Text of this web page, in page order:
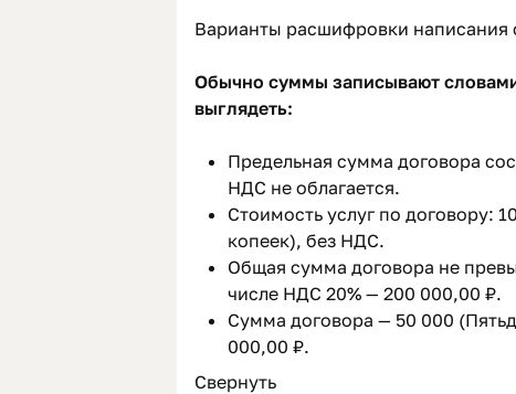
Варианты расшифровки написания
Обычно суммы записывают
выглядеть:
Предельная сумма договора
НДС не облагается.
Стоимость услуг по договору:
копеек), без НДС.
Общая сумма договора не
числе НДС 20% — 200 000,00 ₽.
Сумма договора — 50 000
000,00 ₽.
Свернуть